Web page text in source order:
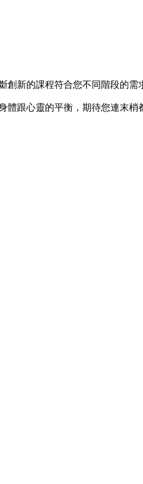
新的課程符合您不同階段的需
跟心靈的平衡，期待您連末梢